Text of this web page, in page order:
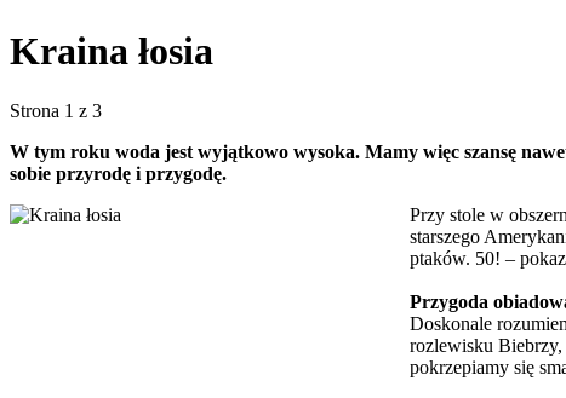
Kraina łosia
Strona 1 z 3
W tym roku woda jest wyjątkowo wysoka. Mamy więc szansę
sobie przyrodę i przygodę.
Przy stole w
starszego
ptaków. 50! –
Przygoda
Doskonale
rozlewisku
pokrzepiamy się